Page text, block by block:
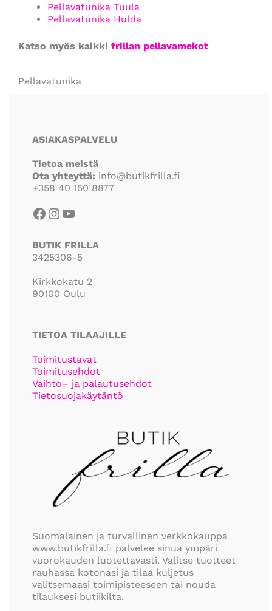
Pellavatunika Tuula
Pellavatunika Hulda
Katso myös kaikki frillan pellavamekot
Pellavatunika
ASIAKASPALVELU
Tietoa meistä
Ota yhteyttä: info@butikfrilla.fi
+358 40 150 8877
BUTIK FRILLA
3425306-5
Kirkkokatu 2
90100 Oulu
TIETOA TILAAJILLE
Toimitustavat
Toimitusehdot
Vaihto– ja palautusehdot
Tietosuojakäytäntö
Suomalainen ja turvallinen verkkokauppa
www.butikfrilla.fi palvelee sinua ympäri
vuorokauden luotettavasti. Valitse tuotteet
rauhassa kotonasi ja tilaa kuljetus
valitsemaasi toimipisteeseen tai nouda
tilauksesi butiikilta.